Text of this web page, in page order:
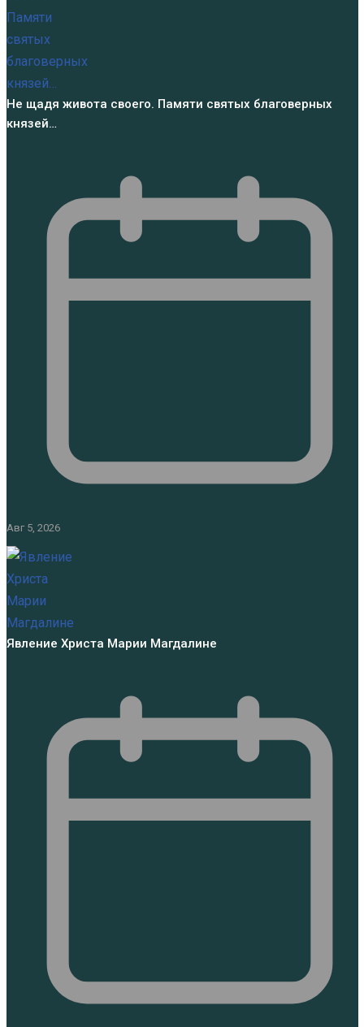
Не щадя живота своего. Памяти святых благоверных
князей…
Авг 5, 2026
Явление Христа Марии Магдалине